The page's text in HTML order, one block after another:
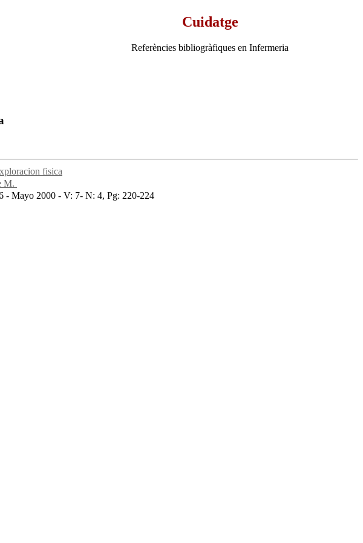
Cuidatge
Referències bibliogràfiques en Infermeria
fisica
M.
- Mayo 2000 - V: 7- N: 4, Pg: 220-224